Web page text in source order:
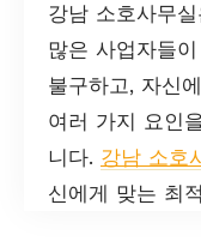
강남 소호사무
많은 사업자들
불구하고, 자신
여러 가지 요인
니다. 강남 소호
신에게 맞는 최